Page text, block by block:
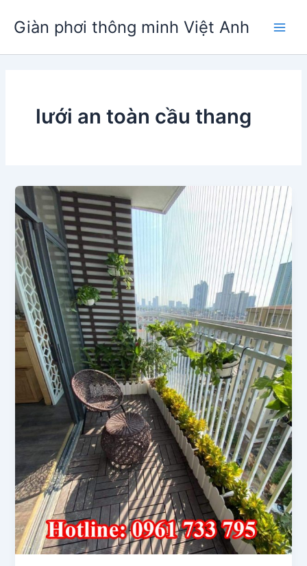
dung
Giàn phơi thông minh Việt Anh
lưới an toàn cầu thang